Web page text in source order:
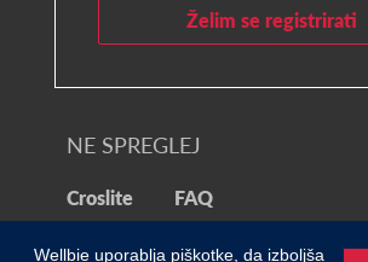
Želim se registrirati
NE SPREGLEJ
Croslite FAQ
© 2021 Wellbie
Wellbie uporablja piškotke, da izboljša